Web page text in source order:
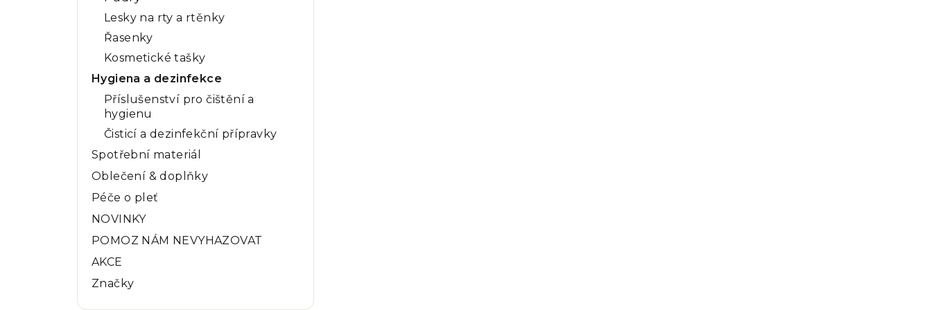
Lesky na rty a rtěnky
Řasenky
Kosmetické tašky
Hygiena a dezinfekce
Příslušenství pro čištění a
hygienu
Čisticí a dezinfekční přípravky
Spotřební materiál
Oblečení & doplňky
Péče o pleť
NOVINKY
POMOZ NÁM NEVYHAZOVAT
AKCE
Značky